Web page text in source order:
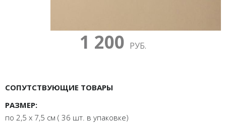
1 200 РУБ.
СОПУТСТВУЮЩИЕ ТОВАРЫ
РАЗМЕР:
по 2,5 x 7,5 см ( 36 шт. в упаковке)